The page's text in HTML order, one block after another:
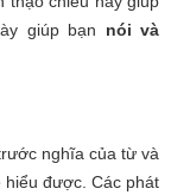
giúp bạn nói và
nghĩa của từ và
được. Các phát